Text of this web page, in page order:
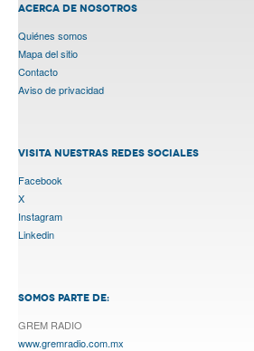
ACERCA DE NOSOTROS
Quiénes somos
Mapa del sitio
Contacto
Aviso de privacidad
VISITA NUESTRAS REDES SOCIALES
Facebook
X
Instagram
Linkedin
SOMOS PARTE DE:
GREM RADIO
www.gremradio.com.mx